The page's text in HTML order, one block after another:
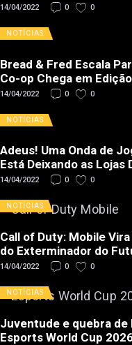
14/04/2022 0 0
NOTÍCIAS
Bread & Fred Escala
Co-op Chega em
14/04/2022 0 0
NOTÍCIAS
Adeus! Uma Onda de
Está Deixando as Lojas
14/04/2022 0 0
NOTÍCIAS
Call of Duty: Mobile
do Exterminador do
14/04/2022 0 0
NOTÍCIAS
Juventude e quebra de
Esports World Cup